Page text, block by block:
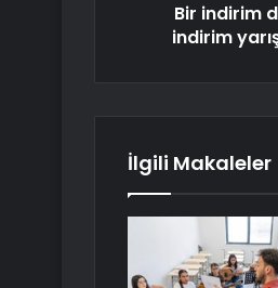
Bir indirim
indirim
İlgili Makaleler